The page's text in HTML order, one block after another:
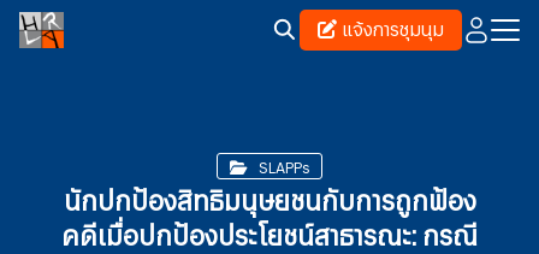
Skip
แจ้งการชุมนุม
SLAPPs
นักปกป้องสิทธิมนุษยชนกับการถูกฟ้อง
คดีเมื่อปกป้องประโยชน์สาธารณะ: กรณี